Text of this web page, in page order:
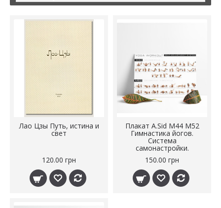
Лао Цзы Путь, истина и
свет
120.00 грн
Плакат A.Sid М44 M52
Гимнастика йогов.
Система
самонастройки.
150.00 грн